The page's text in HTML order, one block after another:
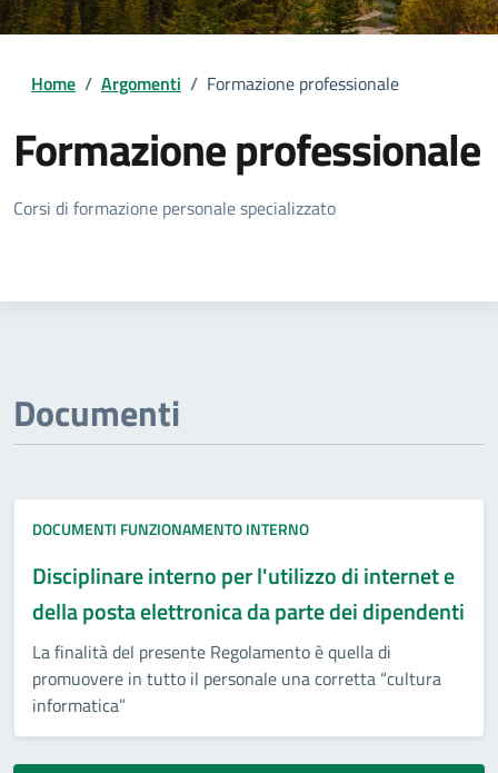
Home / Argomenti / Formazione professionale
Formazione professionale
Dettagli della notizia
Corsi di formazione personale specializzato
Documenti
DOCUMENTI FUNZIONAMENTO INTERNO
Disciplinare interno per l'utilizzo di internet e
della posta elettronica da parte dei dipendenti
La finalità del presente Regolamento è quella di
promuovere in tutto il personale una corretta “cultura
informatica”